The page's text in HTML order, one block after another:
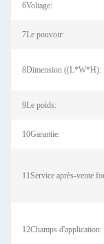
6Voltage:
7Le pouvoir:
8Dimension ((L*W*H):
9Le poids:
10Garantie:
11Service après-vente
12Champs d'application: